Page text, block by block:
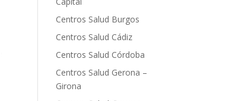
Centros Salud Burgos
Centros Salud Cádiz
Centros Salud Córdoba
Centros Salud Gerona –
Girona